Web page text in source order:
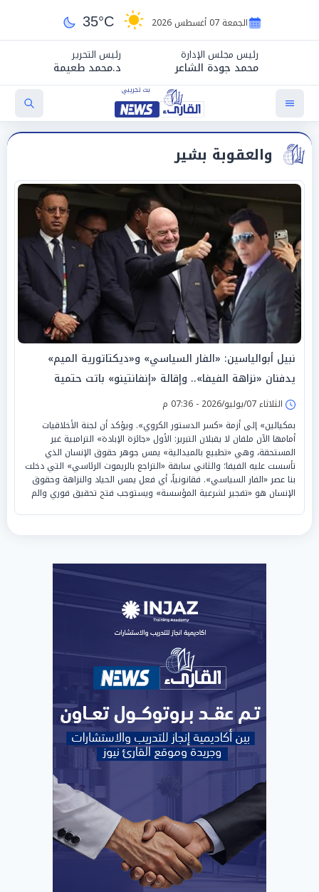
الجمعة 07 أغسطس 2026 35°C
رئيس مجلس الإدارة
محمد جودة الشاعر
رئيس التحرير
د.محمد طعيمة
والعقوبة بشير
نبيل أبوالياسين: «الفار السياسي» و«ديكتاتورية الميم»
يدفنان «نزاهة الفيفا».. وإقالة «إنفانتينو» باتت حتمية
الثلاثاء 07/يوليو/2026 - 07:36 م
بمكيالين» إلى أزمة «كسر الدستور الكروي». ويؤكد أن لجنة الأخلاقيات
أمامها الآن ملفان لا يقبلان التبرير: الأول «جائزة الإبادة» الترامبية غير
المستحقة، وهي «تطبيع بالميدالية» يمس جوهر حقوق الإنسان الذي
تأسست عليه الفيفا؛ والثاني سابقة «التراجع بالريموت الرئاسي» التي دخلت
بنا عصر «الفار السياسي». فقانونياً، أي فعل يمس الحياد والنزاهة وحقوق
الإنسان هو «تفجير لشرعية المؤسسة» ويستوجب فتح تحقيق فوري والم